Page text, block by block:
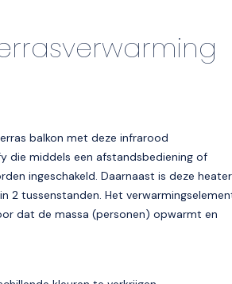
balkon met deze infrarood
die middels een afstandsbediening of
ingeschakeld. Daarnaast is deze heater
2 tussenstanden. Het
dat de massa (personen) opwarmt en